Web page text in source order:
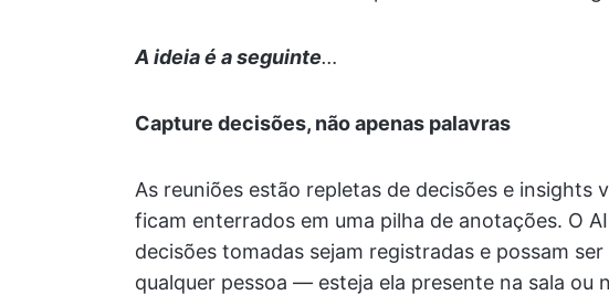
A ideia é a seguinte…
Capture decisões, não apenas palavras
As reuniões estão repletas de decisões e insights
ficam enterrados em uma pilha de anotações. O
decisões tomadas sejam registradas e possam
qualquer pessoa — esteja ela presente na sala ou